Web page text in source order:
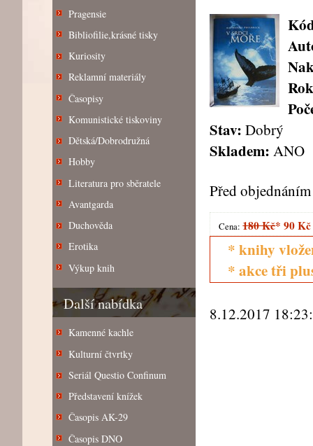
Pragensie
Bibliofilie,krásné tisky
Kuriosity
Reklamní materiály
Časopisy
Komunistické tiskoviny
Dětská/Dobrodružná
Hobby
Literatura pro sběratele
Avantgarda
Duchověda
Erotika
Výkup knih
Další nabídka
Kamenné kachle
Kulturní čtvrtky
Seriál Questio Confinum
Představení knížek
Časopis AK-29
Časopis DNO
Stav: Dobrý
Skladem: ANO
Před
Cena:180 Kč* 90 Kč
* knihy
* akce tři
8.12.2017